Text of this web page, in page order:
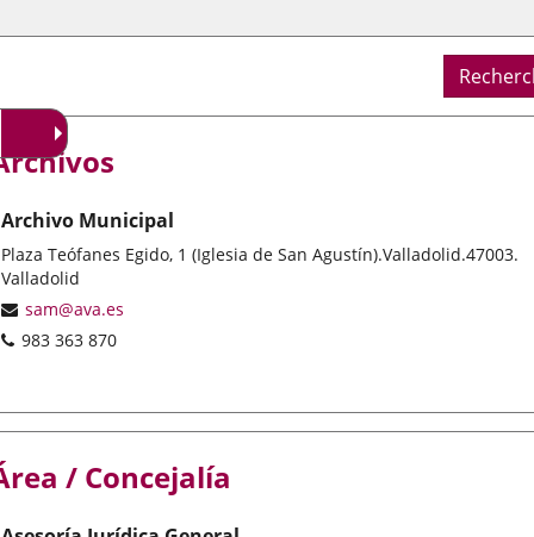
Archivo Municipal
Adresse
postale
Plaza Teófanes Egido, 1 (Iglesia de San Agustín).Valladolid.47003.
Valladolid
Adresse
de
sam@ava.es
Téléphones
983 363 870
/ Concejalía